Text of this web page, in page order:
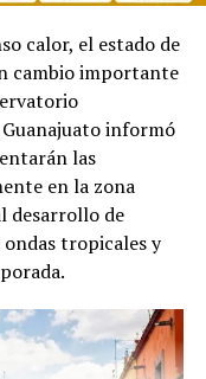
calor, el estado de
cambio importante
informó
las
en la zona
desarrollo de
ondas tropicales y